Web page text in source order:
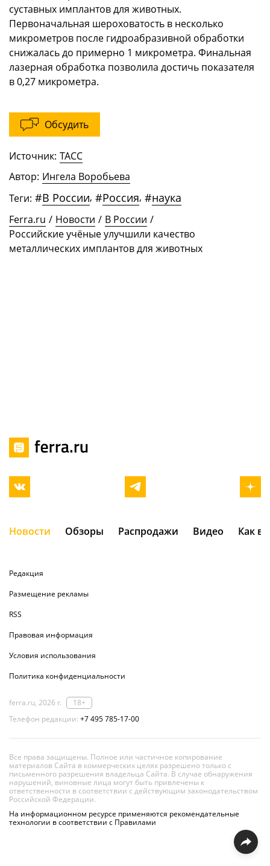
суставных имплантов для животных.
Первоначальная шероховатость в несколько
микрометров после гидроабразивной обработки
снижалась до примерно 1 микрометра. Финальная
лазерная обработка позволила достичь показателя
в 0,27 микрометра.
Обсудить
Источник: ТАСС
Автор: Ингела Воробьева
Теги: #В России, #Россия, #наука
Ferra.ru / Новости / В России /
Российские учёные улучшили качество
металлических имплантов для животных
Новости Обзоры Распродажи Видео Как
Редакция
Размещение рекламы
RSS
Правовая информация
Условия использования
Политика конфиденциальности
ferra.ru, 2026 г.
18+
Телефон редакции: +7 495 785-17-00
Все права защищены. Полное или частичное копирование
материалов Сайта в коммерческих целях разрешено только с
письменного разрешения владельца Сайта. В случае обнаружения
нарушений, виновные лица могут быть привлечены к
ответственности в соответствии с действующим законодательством
Российской Федерации.
На информационном ресурсе применяются рекомендательные
технологии в соответствии с Правилами